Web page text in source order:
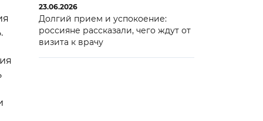
23.06.2026
Долгий прием и успокоение:
россияне рассказали, чего ждут от
визита к врачу